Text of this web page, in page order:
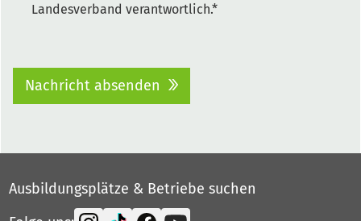
Landesverband verantwortlich.*
Nachricht absenden
Ausbildungsplätze & Betriebe suchen